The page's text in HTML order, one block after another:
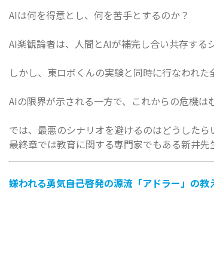
AIは何を得意とし、何を苦手とするのか？
AI楽観論者は、人間とAIが補完し合い共存する
しかし、東ロボくんの実験と同時に行なわれ
AIの限界が示される一方で、これからの危機は
では、最悪のシナリオを避けるのはどうしたら
最終章では教育に関する専門家でもある新井先
嫌われる勇気―――自己啓発の源流「アドラー」の教